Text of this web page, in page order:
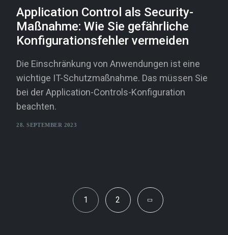
Application Control als Security-
Maßnahme: Wie Sie gefährliche
Konfigurationsfehler vermeiden
Die Einschränkung von Anwendungen ist eine
wichtige IT-Schutzmaßnahme. Das müssen Sie
bei der Application-Controls-Konfiguration
beachten.
28. SEPTEMBER 2023
1 2